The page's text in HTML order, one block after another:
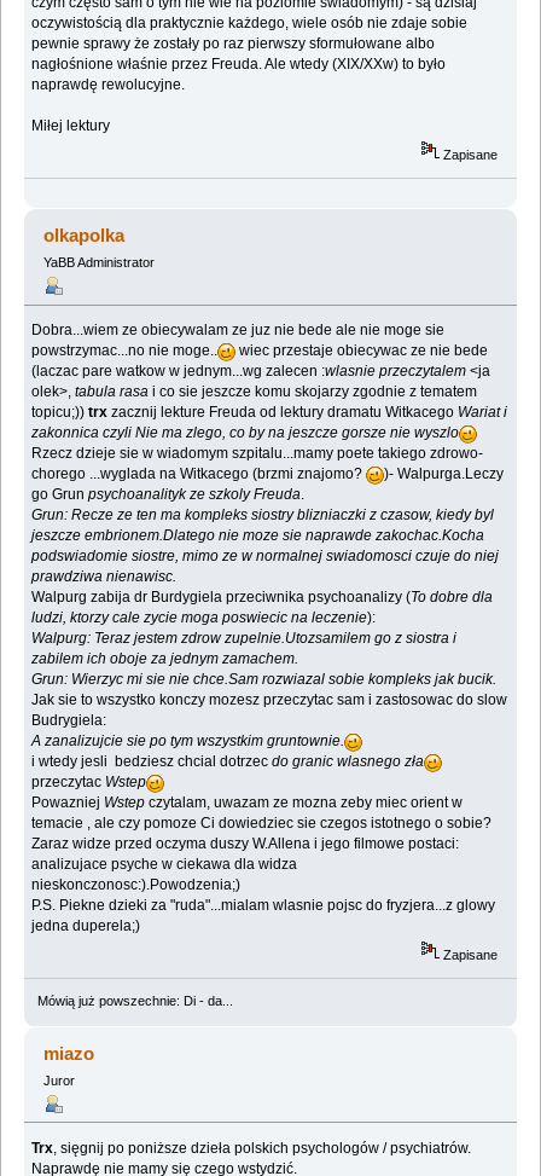
oczywistością dla praktycznie każdego, wiele osób nie zdaje sobie
pewnie sprawy że zostały po raz pierwszy sformułowane albo
nagłośnione właśnie przez Freuda. Ale wtedy (XIX/XXw) to było
naprawdę rewolucyjne.
Miłej lektury
Zapisane
olkapolka
YaBB Administrator
Dobra...wiem ze obiecywalam ze juz nie bede ale nie moge sie
powstrzymac...no nie moge..
wiec przestaje obiecywac ze nie bede
(laczac pare watkow w jednym...wg zalecen :wlasnie przeczytalem <ja
olek>,tabula rasa i co sie jeszcze komu skojarzy zgodnie z tematem
topicu;))trx zacznij lekture Freuda od lektury dramatu Witkacego Wariat i
zakonnica czyli Nie ma zlego, co by na jeszcze gorsze nie wyszlo
Rzecz dzieje sie w wiadomym szpitalu...mamy poete takiego zdrowo-
chorego ...wyglada na Witkacego (brzmi znajomo?
)- Walpurga.Leczy
go Grunpsychoanalityk ze szkoly Freuda.
Grun: Recze ze ten ma kompleks siostry blizniaczki z czasow, kiedy byl
jeszcze embrionem.Dlatego nie moze sie naprawde zakochac.Kocha
podswiadomie siostre, mimo ze w normalnej swiadomosci czuje do niej
prawdziwa nienawisc.
Walpurg zabija dr Burdygiela przeciwnika psychoanalizy (To dobre dla
ludzi, ktorzy cale zycie moga poswiecic na leczenie):
Walpurg: Teraz jestem zdrow zupelnie.Utozsamilem go z siostra i
zabilem ich oboje za jednym zamachem.
Grun: Wierzyc mi sie nie chce.Sam rozwiazal sobie kompleks jak bucik.
Jak sie to wszystko konczy mozesz przeczytac sam i zastosowac do slow
Budrygiela:
A zanalizujcie sie po tym wszystkim gruntownie.
i wtedy jesli bedziesz chcial dotrzecdo granic wlasnego zła
przeczytac Wstep
Powazniej Wstep czytalam, uwazam ze mozna zeby miec orient w
temacie , ale czy pomoze Ci dowiedziec sie czegos istotnego o sobie?
Zaraz widze przed oczyma duszy W.Allena i jego filmowe postaci:
analizujace psyche w ciekawa dla widza
nieskonczonosc:).Powodzenia;)
P.S. Piekne dzieki za "ruda"...mialam wlasnie pojsc do fryzjera...z glowy
jedna duperela;)
Zapisane
Mówią już powszechnie: Di - da...
miazo
Juror
Trx , sięgnij po poniższe dzieła polskich psychologów / psychiatrów.
Naprawdę nie mamy się czego wstydzić.